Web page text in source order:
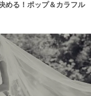
める！ポップ＆カラフル